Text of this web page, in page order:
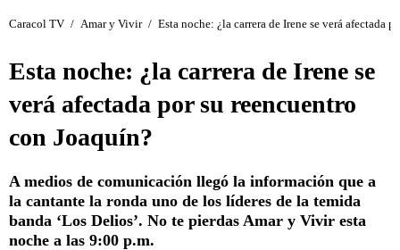
Caracol TV / Amar y Vivir / Esta noche: ¿la carrera de Irene se verá afectada
Esta noche: ¿la carrera de Irene se
verá afectada por su reencuentro
con Joaquín?
A medios de comunicación llegó la información que a
la cantante la ronda uno de los líderes de la temida
banda ‘Los Delios’. No te pierdas Amar y Vivir esta
noche a las 9:00 p.m.